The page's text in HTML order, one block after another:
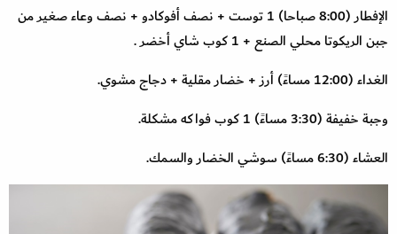
الإفطار (8:00 صباحا) 1 توست + نصف أفوكادو + نصف وعاء صغير من
جبن الريكوتا محلي الصنع + 1 كوب شاي أخضر .
الغداء (12:00 مساءً) أرز + خضار مقلية + دجاج مشوي.
وجبة خفيفة (3:30 مساءً) 1 كوب فواكه مشكلة.
العشاء (6:30 مساءً) سوشي الخضار والسمك.